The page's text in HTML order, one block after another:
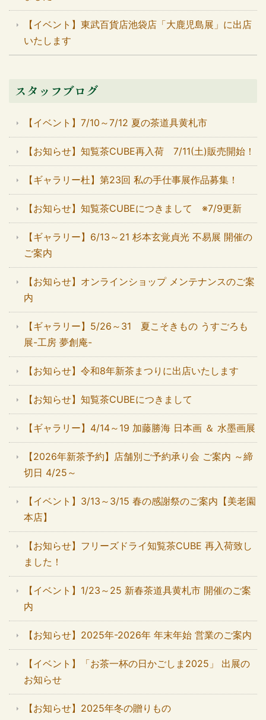
【イベント】東武百貨店池袋店「大鹿児島展」に出店
いたします
スタッフブログ
【イベント】7/10～7/12 夏の茶道具黄札市
【お知らせ】知覧茶CUBE再入荷 7/11(土)販売開始！
【ギャラリー杜】第23回 私の手仕事展作品募集！
【お知らせ】知覧茶CUBEにつきまして ※7/9更新
【ギャラリー】6/13～21 杉本玄覚貞光 不易展 開催の
ご案内
【お知らせ】オンラインショップ メンテナンスのご案
内
【ギャラリー】5/26～31 夏こそきもの うすごろも
展-工房 夢創庵-
【お知らせ】令和8年新茶まつりに出店いたします
【お知らせ】知覧茶CUBEにつきまして
【ギャラリー】4/14～19 加藤勝海 日本画 ＆ 水墨画展
【2026年新茶予約】店舗別ご予約承り会 ご案内 ～締
切日 4/25～
【イベント】3/13～3/15 春の感謝祭のご案内【美老園
本店】
【お知らせ】フリーズドライ知覧茶CUBE 再入荷致し
ました！
【イベント】1/23～25 新春茶道具黄札市 開催のご案
内
【お知らせ】2025年-2026年 年末年始 営業のご案内
【イベント】「お茶一杯の日かごしま2025」 出展の
お知らせ
【お知らせ】2025年冬の贈りもの